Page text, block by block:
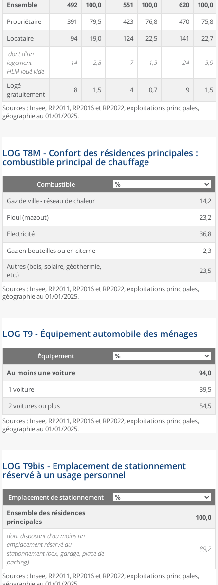
Ensemble 492 100,0 551 100,0 620
100,0
Propriétaire
391 79,5 423 76,8 470
75,8
Locataire
94 19,0 124 22,5 141
22,7
dont d'un
logement
HLM loué vide
14 2,8 7 1,3 24 3,9
Logé
gratuitement
8 1,5 4 0,7 9 1,5
Sources : Insee, RP2011, RP2016 et RP2022, exploitations principales,
géographie au 01/01/2025.
LOG T8M - Confort des résidences principales :
combustible principal de chauffage
Combustible
Gaz de ville - réseau de chaleur
14,2
Fioul (mazout)
23,2
Electricité
36,8
Gaz en bouteilles ou en citerne
2,3
Autres (bois, solaire, géothermie,
etc.)
23,5
Sources : Insee, RP2011, RP2016 et RP2022, exploitations principales,
géographie au 01/01/2025.
LOG T9 - Équipement automobile des ménages
Équipement
Au moins une voiture
94,0
1 voiture
39,5
2 voitures ou plus
54,5
Sources : Insee, RP2011, RP2016 et RP2022, exploitations principales,
géographie au 01/01/2025.
LOG T9bis - Emplacement de stationnement
réservé à un usage personnel
Emplacement de stationnement
Ensemble des résidences
principales
100,0
dont disposant d'au moins un
emplacement réservé au
stationnement (box, garage, place de
parking)
89,2
Sources : Insee, RP2011, RP2016 et RP2022, exploitations principales,